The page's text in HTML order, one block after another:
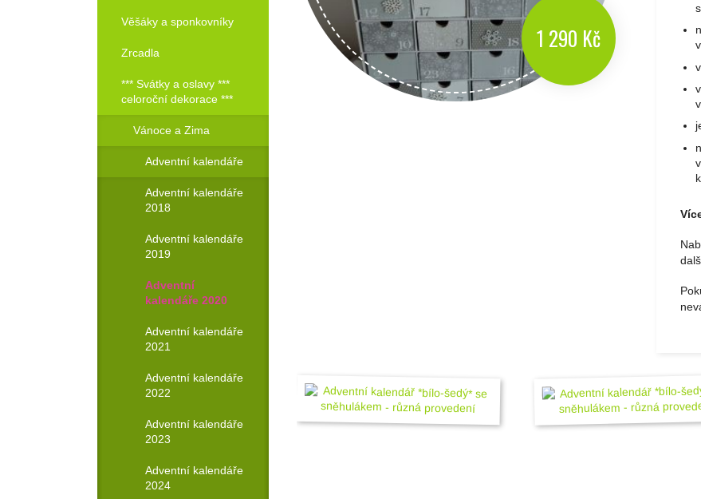
1 290 Kč
Věšáky a sponkovníky
Zrcadla
*** Svátky a oslavy ***
celoroční dekorace ***
Vánoce a Zima
Adventní kalendáře
Adventní kalendáře
2018
Adventní kalendáře
2019
Adventní
kalendáře 2020
Adventní kalendáře
2021
Adventní kalendáře
2022
Adventní kalendáře
2023
Adventní kalendáře
2024